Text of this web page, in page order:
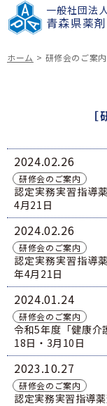
一般社団法
青森県薬
青森県民の
健康介護まち
青森県にお
する薬局情報
青森県にお
青薬web広報
四師会お薬手帳
在宅訪問薬
スポーツファ
青森県民の皆
脳卒中の症状
GOGO健活！
薬剤師の皆
研修会のご案内
健康サポート
緊急避妊薬
版）
倫理審査申
日本薬剤師
説
青森県薬剤師
薬局薬剤師
談・支援事業
医療従事者向
青森県吸入療
青森県薬剤
ホーム > 研修会のご案内
2024 02.26
研修会のご案内
認定実務実習指導
4月21日
2024 02.26
研修会のご案内
認定実務実習指導
年4月21日
2024 01.24
研修会のご案内
令和5年度「健康介
18日・3月10日
2023 10.27
研修会のご案内
認定実務実習指導